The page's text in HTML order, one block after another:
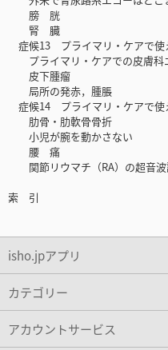
膀 胱
腎 臓
症候13 プライマリ・ケアで使
プライマリ・ケアでの皮膚科
皮下腫瘤
局所の発赤，腫脹
症候14 プライマリ・ケアで使
肋骨・肋軟骨骨折
小児が腕を動かさない
腰 痛
関節リウマチ（RA）の超音波
索 引
isho.jpアプリ
カテゴリー
アカウントサービス